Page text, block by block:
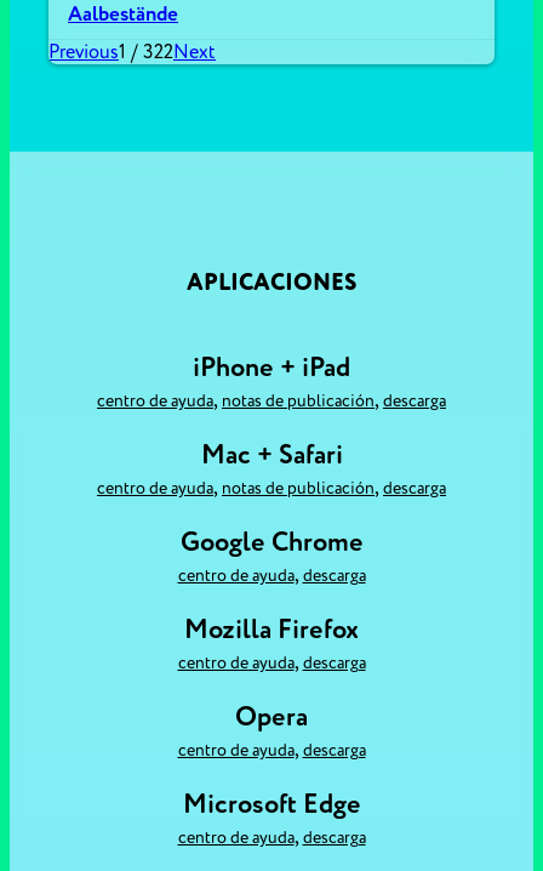
Aalbestände
Previous1 / 322Next
APLICACIONES
iPhone + iPad
centro de ayuda, notas de publicación, descarga
Mac + Safari
centro de ayuda, notas de publicación, descarga
Google Chrome
centro de ayuda, descarga
Mozilla Firefox
centro de ayuda, descarga
Opera
centro de ayuda, descarga
Microsoft Edge
centro de ayuda, descarga